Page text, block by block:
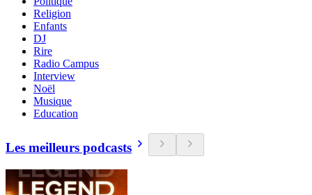
Religion
Enfants
DJ
Rire
Radio Campus
Interview
Noël
Musique
Education
Les meilleurs podcasts